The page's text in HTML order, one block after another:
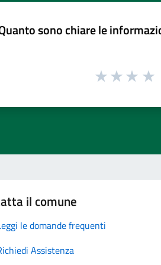
sono chiare le
il comune
le domande frequenti
Assistenza